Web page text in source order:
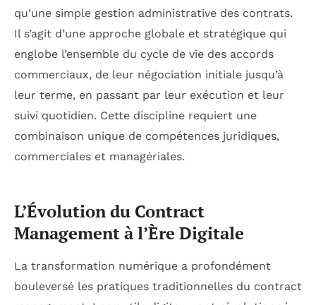
qu’une simple gestion administrative des contrats.
Il s’agit d’une approche globale et stratégique qui
englobe l’ensemble du cycle de vie des accords
commerciaux, de leur négociation initiale jusqu’à
leur terme, en passant par leur exécution et leur
suivi quotidien. Cette discipline requiert une
combinaison unique de compétences juridiques,
commerciales et managériales.
L’Évolution du Contract
Management à l’Ère Digitale
La transformation numérique a profondément
bouleversé les pratiques traditionnelles du contract